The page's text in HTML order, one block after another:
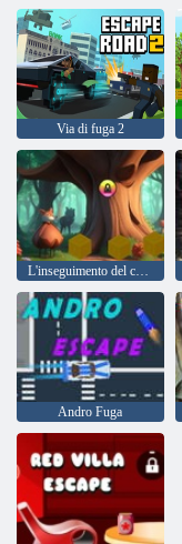
Via di fuga 2
Andro Fuga